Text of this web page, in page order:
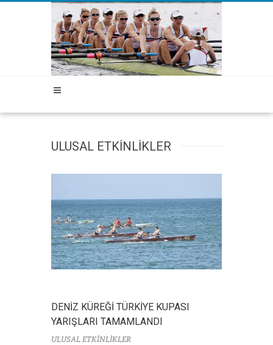
ULUSAL ETKİNLİKLER
DENİZ KÜREĞİ TÜRKİYE KUPASI
YARIŞLARI TAMAMLANDI
ULUSAL ETKİNLİKLER